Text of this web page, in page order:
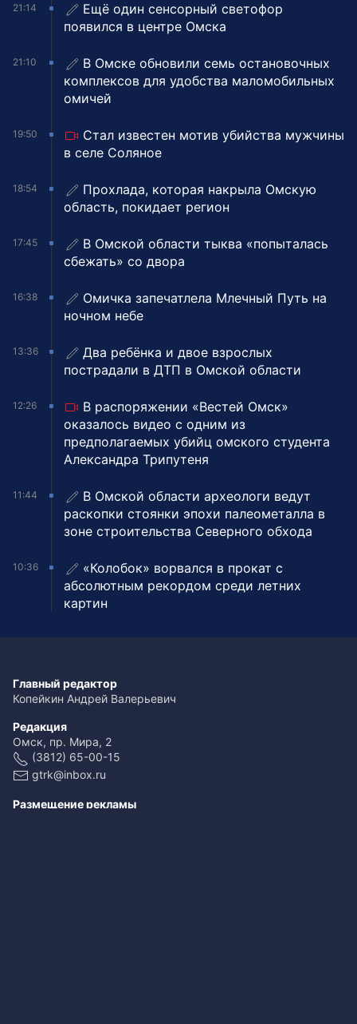
21:14
Ещё один сенсорный светофор
появился в центре Омска
21:10
В Омске обновили семь остановочных
комплексов для удобства маломобильных
омичей
19:50
Стал известен мотив убийства мужчины
в селе Соляное
18:54
Прохлада, которая накрыла Омскую
область, покидает регион
17:45
В Омской области тыква «попыталась
сбежать» со двора
16:38
Омичка запечатлела Млечный Путь на
ночном небе
13:36
Два ребёнка и двое взрослых
пострадали в ДТП в Омской области
12:26
В распоряжении «Вестей Омск»
оказалось видео с одним из
предполагаемых убийц омского студента
Александра Трипутеня
11:44
В Омской области археологи ведут
раскопки стоянки эпохи палеометалла в
зоне строительства Северного обхода
10:36
«Колобок» ворвался в прокат с
абсолютным рекордом среди летних
картин
Главный редактор
Копейкин Андрей Валерьевич
Редакция
Омск, пр. Мира, 2
(3812) 65-00-15
gtrk@inbox.ru
Размещение рекламы